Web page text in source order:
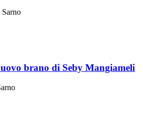
brano di Seby Mangiameli